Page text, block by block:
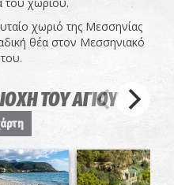
χωριό της Μεσσηνίας
θέα στον Μεσσηνιακό
ΤΟΥ ΑΓΙΟΥ